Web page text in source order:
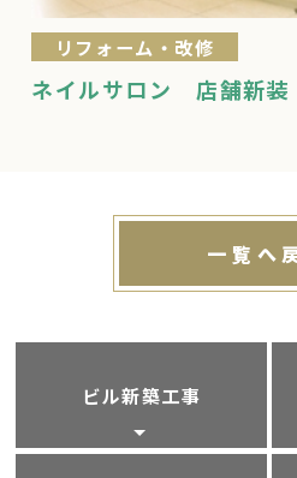
リフォーム・改修
ネイルサロン 店舗新装
一覧へ
ビル新築工事